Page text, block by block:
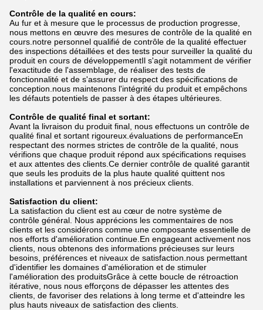
Contrôle de la qualité en cours:
Au fur et à mesure que le processus de production progresse,
nous mettons en œuvre des mesures de contrôle de la qualité en
cours.notre personnel qualifié de contrôle de la qualité effectuer
des inspections détaillées et des tests pour surveiller la qualité du
produit en cours de développementIl s'agit notamment de vérifier
l'exactitude de l'assemblage, de réaliser des tests de
fonctionnalité et de s'assurer du respect des spécifications de
conception.nous maintenons l'intégrité du produit et empêchons
les défauts potentiels de passer à des étapes ultérieures.
Contrôle de qualité final et sortant:
Avant la livraison du produit final, nous effectuons un contrôle de
qualité final et sortant rigoureux.évaluations de performanceEn
respectant des normes strictes de contrôle de la qualité, nous
vérifions que chaque produit répond aux spécifications requises
et aux attentes des clients.Ce dernier contrôle de qualité garantit
que seuls les produits de la plus haute qualité quittent nos
installations et parviennent à nos précieux clients.
Satisfaction du client:
La satisfaction du client est au cœur de notre système de
contrôle général. Nous apprécions les commentaires de nos
clients et les considérons comme une composante essentielle de
nos efforts d'amélioration continue.En engageant activement nos
clients, nous obtenons des informations précieuses sur leurs
besoins, préférences et niveaux de satisfaction.nous permettant
d'identifier les domaines d'amélioration et de stimuler
l'amélioration des produitsGrâce à cette boucle de rétroaction
itérative, nous nous efforçons de dépasser les attentes des
clients, de favoriser des relations à long terme et d'atteindre les
plus hauts niveaux de satisfaction des clients.